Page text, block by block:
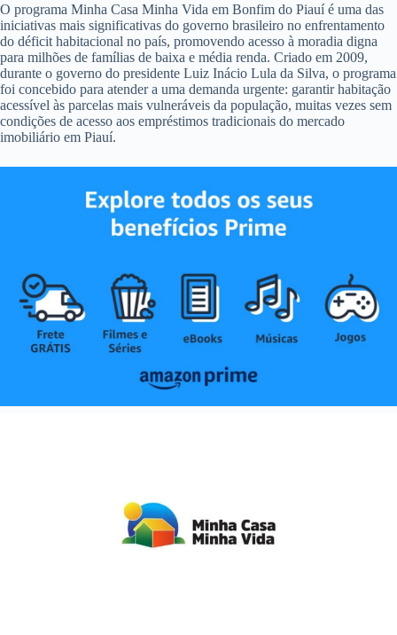
O programa Minha Casa Minha Vida em Bonfim do Piauí é uma das
iniciativas mais significativas do governo brasileiro no enfrentamento
do déficit habitacional no país, promovendo acesso à moradia digna
para milhões de famílias de baixa e média renda. Criado em 2009,
durante o governo do presidente Luiz Inácio Lula da Silva, o programa
foi concebido para atender a uma demanda urgente: garantir habitação
acessível às parcelas mais vulneráveis da população, muitas vezes sem
condições de acesso aos empréstimos tradicionais do mercado
imobiliário em Piauí.